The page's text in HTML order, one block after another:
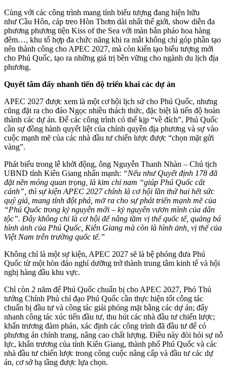
Cùng với các công trình mang tính biểu tượng đang hiện hữu
như Cầu Hôn, cáp treo Hòn Thơm dài nhất thế giới, show diễn đa
phương phương tiện Kiss of the Sea với màn bắn pháo hoa hàng
đêm…, khu tổ hợp đa chức năng khi ra mắt không chỉ góp phần tạo
nên thành công cho APEC 2027, mà còn kiến tạo biểu tượng mới
cho Phú Quốc, tạo ra những giá trị bền vững cho ngành du lịch địa
phương.
Quyết tâm đẩy nhanh tiến độ triển khai các dự án
APEC 2027 được xem là một cơ hội lịch sử cho Phú Quốc, nhưng
cũng đặt ra cho đảo Ngọc nhiều thách thức, đặc biệt là tiến độ hoàn
thành các dự án. Để các công trình có thể kịp “về đích”, Phú Quốc
cần sự đồng hành quyết liệt của chính quyền địa phương và sự vào
cuộc mạnh mẽ của các nhà đầu tư chiến lược được “chọn mặt gửi
vàng”.
Phát biểu trong lễ khởi động, ông Nguyễn Thanh Nhàn – Chủ tịch
UBND tỉnh Kiên Giang nhấn mạnh: “Nếu như Quyết định 178 đã
đặt nền móng quan trọng, là kim chỉ nam “giúp Phú Quốc cất
cánh”, thì sự kiện APEC 2027 chính là cơ hội lần thứ hai hết sức
quý giá, mang tính đột phá, mở ra cho sự phát triển mạnh mẽ của
“Phú Quốc trong kỷ nguyên mới – kỷ nguyên vươn mình của dân
tộc”. Đây không chỉ là cơ hội để nâng tầm vị thế quốc tế, quảng bá
hình ảnh của Phú Quốc, Kiên Giang mà còn là hình ảnh, vị thế của
Việt Nam trên trường quốc tế.”
Không chỉ là một sự kiện, APEC 2027 sẽ là bệ phóng đưa Phú
Quốc từ một hòn đảo nghỉ dưỡng trở thành trung tâm kinh tế và hội
nghị hàng đầu khu vực.
Chỉ còn 2 năm để Phú Quốc chuẩn bị cho APEC 2027, Phó Thủ
tướng Chính Phủ chỉ đạo Phú Quốc cần thực hiện tốt công tác
chuẩn bị đầu tư và công tác giải phóng mặt bằng các dự án; đẩy
nhanh công tác xúc tiến đầu tư, thu hút các nhà đầu tư chiến lược;
khẩn trương đàm phán, xác định các công trình đã đầu tư để có
phương án chỉnh trang, nâng cao chất lượng. Điều này đòi hỏi sự nỗ
lực, khẩn trương của tỉnh Kiên Giang, thành phố Phú Quốc và các
nhà đầu tư chiến lược trong công cuộc nâng cấp và đầu tư các dự
án, cơ sở hạ tầng được lựa chọn.